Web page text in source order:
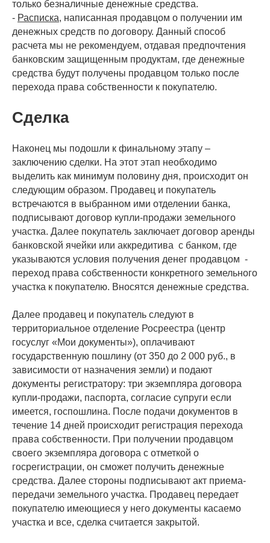
только безналичные денежные средства.
- Расписка, написанная продавцом о получении им
денежных средств по договору. Данный способ
расчета мы не рекомендуем, отдавая предпочтения
банковским защищенным продуктам, где денежные
средства будут получены продавцом только после
перехода права собственности к покупателю.
Сделка
Наконец мы подошли к финальному этапу –
заключению сделки. На этот этап необходимо
выделить как минимум половину дня, происходит он
следующим образом. Продавец и покупатель
встречаются в выбранном ими отделении банка,
подписывают договор купли-продажи земельного
участка. Далее покупатель заключает договор аренды
банковской ячейки или аккредитива с банком, где
указываются условия получения денег продавцом -
переход права собственности конкретного земельного
участка к покупателю. Вносятся денежные средства.
Далее продавец и покупатель следуют в
территориальное отделение Росреестра (центр
госуслуг «Мои документы»), оплачивают
государственную пошлину (от 350 до 2 000 руб., в
зависимости от назначения земли) и подают
документы регистратору: три экземпляра договора
купли-продажи, паспорта, согласие супруги если
имеется, госпошлина. После подачи документов в
течение 14 дней происходит регистрация перехода
права собственности. При получении продавцом
своего экземпляра договора с отметкой о
госрегистрации, он сможет получить денежные
средства. Далее стороны подписывают акт приема-
передачи земельного участка. Продавец передает
покупателю имеющиеся у него документы касаемо
участка и все, сделка считается закрытой.